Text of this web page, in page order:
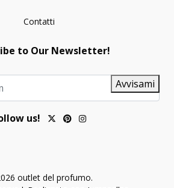
Contatti
to Our Newsletter!
Avvisami
us!
outlet del profumo.